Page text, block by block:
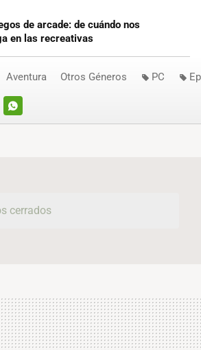
de arcade: de cuándo nos
en las recreativas
WHATSAPP
Aventura Otros Géneros PC
cerrados